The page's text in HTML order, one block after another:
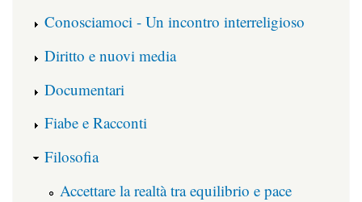
Conosciamoci - Un incontro interreligioso
Diritto e nuovi media
Documentari
Fiabe e Racconti
Filosofia
Accettare la realtà tra equilibrio e pace